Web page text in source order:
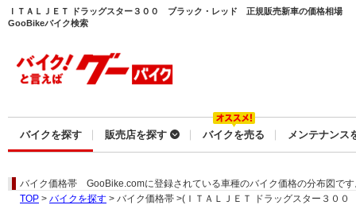
ＩＴＡＬＪＥＴ ドラッグスター３００ ブラック・レッド 正規販売新車の価格相場
GooBikeバイク検索
バイクを探す 販売店を探す バイクを売る メンテナンス
バイク価格帯 GooBike.comに登録されている車種のバイク価格の分布図です
TOP > バイクを探す > バイク価格帯 >(ＩＴＡＬＪＥＴ ドラッグスター３０